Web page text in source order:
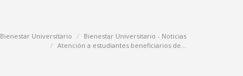
Bienestar Universitario
Bienestar Universitario - Noticias
Atención a estudiantes beneficiarios de…